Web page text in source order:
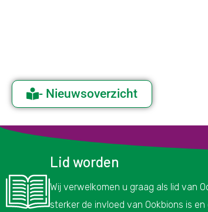
- Nieuwsoverzicht
Lid worden
Wij verwelkomen u graag als lid van
sterker de invloed van Ookbions is